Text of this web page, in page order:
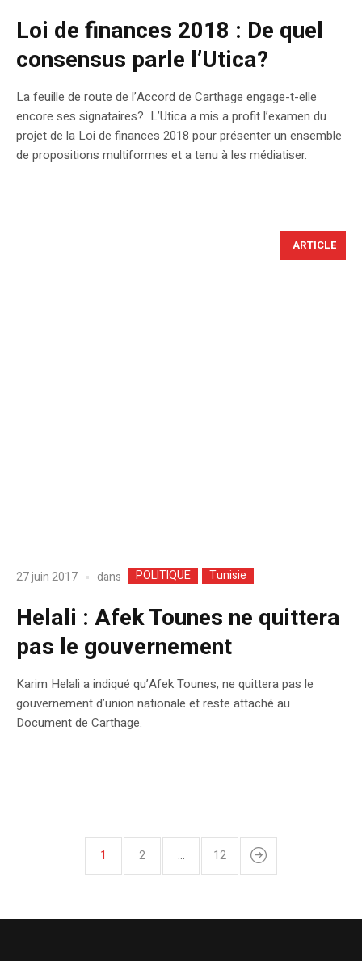
Loi de finances 2018 : De quel
consensus parle l’Utica?
La feuille de route de l’Accord de Carthage engage-t-elle
encore ses signataires? L’Utica a mis a profit l’examen du
projet de la Loi de finances 2018 pour présenter un ensemble
de propositions multiformes et a tenu à les médiatiser.
ARTICLE
27 juin 2017 dans POLITIQUE Tunisie
Helali : Afek Tounes ne quittera
pas le gouvernement
Karim Helali a indiqué qu’Afek Tounes, ne quittera pas le
gouvernement d’union nationale et reste attaché au
Document de Carthage.
1 2 … 12